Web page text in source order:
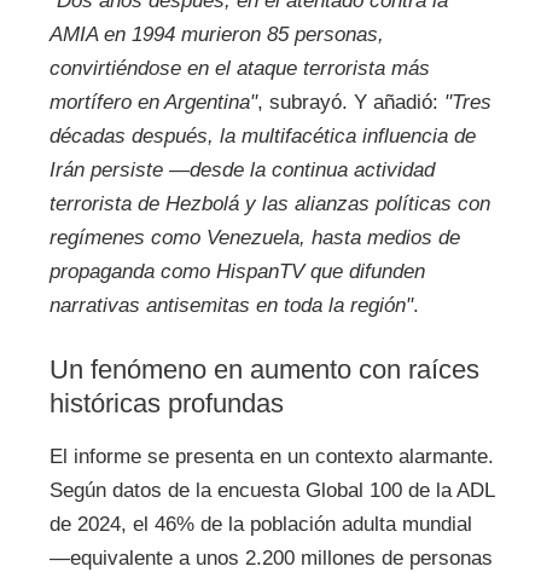
AMIA en 1994 murieron 85 personas,
convirtiéndose en el ataque terrorista más
mortífero en Argentina", subrayó. Y añadió: "Tres
décadas después, la multifacética influencia de
Irán persiste —desde la continua actividad
terrorista de Hezbolá y las alianzas políticas con
regímenes como Venezuela, hasta medios de
propaganda como HispanTV que difunden
narrativas antisemitas en toda la región".
Un fenómeno en aumento con raíces
históricas profundas
El informe se presenta en un contexto alarmante.
Según datos de la encuesta Global 100 de la ADL
de 2024, el 46% de la población adulta mundial
—equivalente a unos 2.200 millones de personas